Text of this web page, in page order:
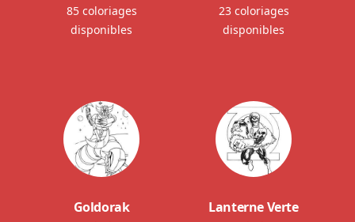
85 coloriages
disponibles
23 coloriages
disponibles
Goldorak Lanterne Verte